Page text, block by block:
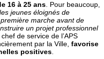
16 à 25 ans. Pour beaucoup,
jeunes éloignés de
marche avant de
un projet professionnel
de service de l’APS
par la Ville, favorise
positives.